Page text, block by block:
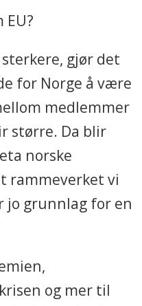
EU?
gjør det
for Norge å være
medlemmer
større. Da blir
norske
rammeverket vi
jo grunnlag for en
og mer til